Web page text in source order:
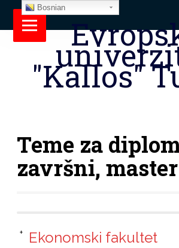
"Kallos"
Teme za
završni,
Ekonomski fakultet
Bosnian